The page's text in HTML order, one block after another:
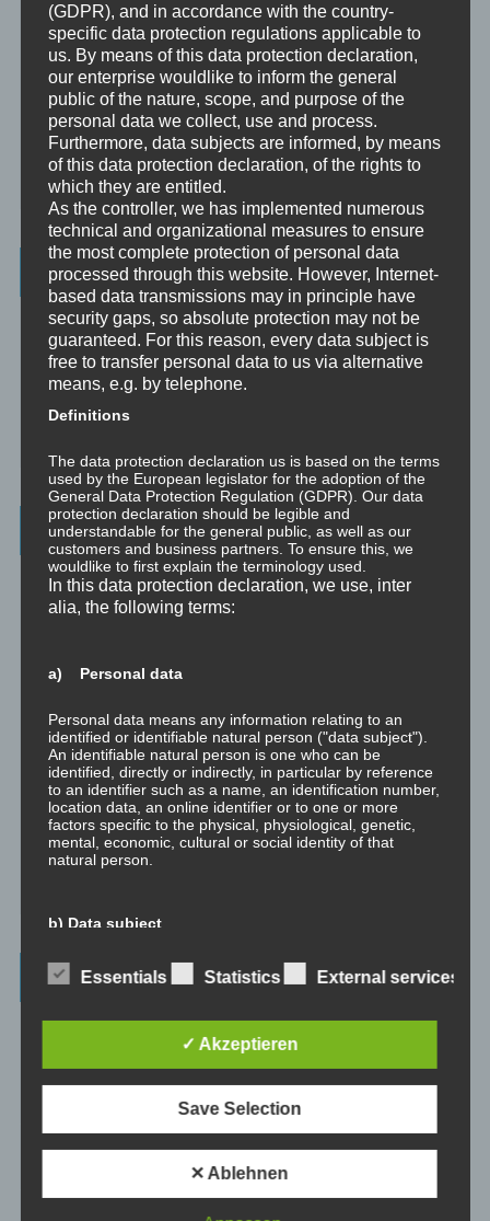
Supervision
Supervision ist das individualisierte Reflektieren der gemachten
oder anstehenden professionellen Erfahrungen durch Interaktion
zwischen einem Supervisor und einem Klienten.
Ausbildung
Ausbildung ist die angepasste Vermittlung von allgemeinem Wissen
und praktischen Fertigkeiten zu diesem Wissen durch eine
erfahrene Person an Klienten.
Wissenswertes
☞ Ablauf einer Beratung
☞ Vertraulichkeitserklärung
Wichtigste Seiten - minimedi.online
⇒ GrundlagenHier gibt es die grundlegenden Wissenseinheiten
und Techniken rund um Meditation.
anstoßen.
⇒ Emotionale Kompetenz Hier gibt es Meditationen, um die eigene
emotionale Kompetenz zu entwickeln.
⇒ Geführte MeditationenHier gibt es geführte Meditationen und
Traumreisen.
⇒ Philosophische ExkurseHier gibt es Hintergrundwissen zu den
Konzepten der Transformation, der persönlichen Entwicklung und
Beiträge – blog.dicklberger.com
Genommene Eigenverantwortung, gelebte
spirituelles Wachstum
Wahrnehmung und Realität
(GDPR), and in accordance with the country-
specific data protection regulations applicable to
us. By means of this data protection declaration,
our enterprise wouldlike to inform the general
public of the nature, scope, and purpose of the
personal data we collect, use and process.
Furthermore, data subjects are informed, by means
of this data protection declaration, of the rights to
which they are entitled.
As the controller, we has implemented numerous
technical and organizational measures to ensure
the most complete protection of personal data
processed through this website. However, Internet-
based data transmissions may in principle have
security gaps, so absolute protection may not be
guaranteed. For this reason, every data subject is
free to transfer personal data to us via alternative
means, e.g. by telephone.
Definitions
The data protection declaration us is based on the terms
used by the European legislator for the adoption of the
General Data Protection Regulation (GDPR). Our data
protection declaration should be legible and
understandable for the general public, as well as our
customers and business partners. To ensure this, we
wouldlike to first explain the terminology used.
In this data protection declaration, we use, inter
alia, the following terms:
a) Personal data
Personal data means any information relating to an
identified or identifiable natural person ("data subject").
An identifiable natural person is one who can be
identified, directly or indirectly, in particular by reference
to an identifier such as a name, an identification number,
location data, an online identifier or to one or more
factors specific to the physical, physiological, genetic,
mental, economic, cultural or social identity of that
natural person.
b) Data subject
Data subject is any identified or identifiable natural
person, whose personal data is processed by the
c) Processing
Processing is any operation or set of operations which is
performed on personal data or on sets of personal data,
whether or not by automated means, such as collection,
recording, organisation, structuring, storage, adaptation
or alteration, retrieval, consultation, use, disclosure by
transmission, dissemination or otherwise making
Essentials Statistics External services
✓ Akzeptieren
Save Selection
✕ Ablehnen